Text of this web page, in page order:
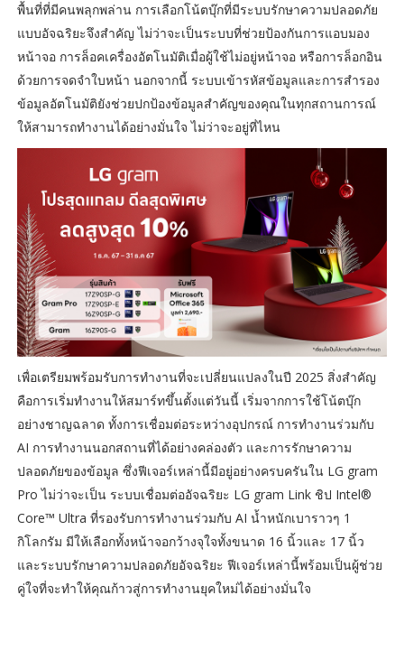
พื้นที่ที่มีคนพลุกพล่าน การเลือกโน้ตบุ๊กที่มีระบบรักษาความปลอดภัย
แบบอัจฉริยะจึงสำคัญ ไม่ว่าจะเป็นระบบที่ช่วยป้องกันการแอบมอง
หน้าจอ การล็อคเครื่องอัตโนมัติเมื่อผู้ใช้ไม่อยู่หน้าจอ หรือการล็อกอิน
ด้วยการจดจำใบหน้า นอกจากนี้ ระบบเข้ารหัสข้อมูลและการสำรอง
ข้อมูลอัตโนมัติยังช่วยปกป้องข้อมูลสำคัญของคุณในทุกสถานการณ์
ให้สามารถทำงานได้อย่างมั่นใจ ไม่ว่าจะอยู่ที่ไหน
เพื่อเตรียมพร้อมรับการทำงานที่จะเปลี่ยนแปลงในปี 2025 สิ่งสำคัญ
คือการเริ่มทำงานให้สมาร์ทขึ้นตั้งแต่วันนี้ เริ่มจากการใช้โน้ตบุ๊ก
อย่างชาญฉลาด ทั้งการเชื่อมต่อระหว่างอุปกรณ์ การทำงานร่วมกับ
AI การทำงานนอกสถานที่ได้อย่างคล่องตัว และการรักษาความ
ปลอดภัยของข้อมูล ซึ่งฟีเจอร์เหล่านี้มีอยู่อย่างครบครันใน LG gram
Pro ไม่ว่าจะเป็น ระบบเชื่อมต่ออัจฉริยะ LG gram Link ชิป Intel®
Core™ Ultra ที่รองรับการทำงานร่วมกับ AI น้ำหนักเบาราวๆ 1
กิโลกรัม มีให้เลือกทั้งหน้าจอกว้างจุใจทั้งขนาด 16 นิ้วและ 17 นิ้ว
และระบบรักษาความปลอดภัยอัจฉริยะ ฟีเจอร์เหล่านี้พร้อมเป็นผู้ช่วย
คู่ใจที่จะทำให้คุณก้าวสู่การทำงานยุคใหม่ได้อย่างมั่นใจ